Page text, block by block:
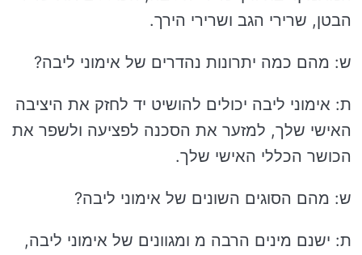
הבטן, שרירי הגב ושרירי הירך.
ש: מהם כמה יתרונות נהדרים של אימוני ליבה?
ת: אימוני ליבה יכולים להושיט יד לחזק את היציבה
האישי שלך, למזער את הסכנה לפציעה ולשפר את
הכושר הכללי האישי שלך.
ש: מהם הסוגים השונים של אימוני ליבה?
ת: ישנם מינים הרבה מ ומגוונים של אימוני ליבה,